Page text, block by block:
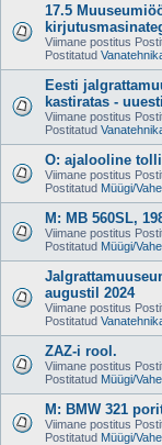
17.5
Viimane postitus
Postitatud
Eesti
kastiratas -
Viimane postitus
Postitatud
O: ajalooline
Viimane postitus
Postitatud Müügi/
M: MB 560SL,
Viimane postitus
Postitatud Müügi/
augustil 2024
Viimane postitus
Postitatud
ZAZ-i rool.
Viimane postitus
Postitatud Müügi/
M: BMW 321
Viimane postitus
Postitatud Müügi/